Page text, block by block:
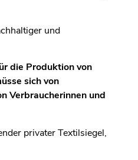
und
die Produktion von
sich von
Verbraucherinnen und
privater Textilsiegel,